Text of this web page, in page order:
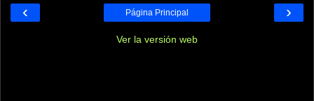
‹ ›
Página Principal
Ver la versión web